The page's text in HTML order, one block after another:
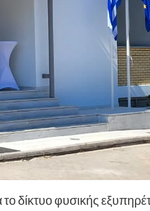
δίκτυο φυσικής